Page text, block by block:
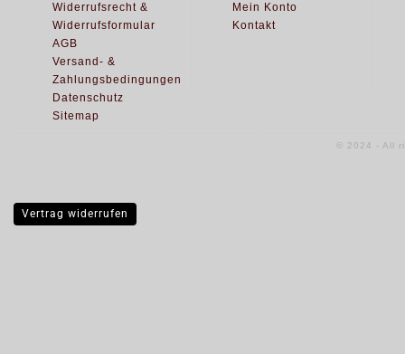
Widerrufsrecht &
Widerrufsformular
AGB
Versand- &
Zahlungsbedingungen
Datenschutz
Sitemap
Mein Konto
Kontakt
© 2024 - All
Vertrag widerrufen